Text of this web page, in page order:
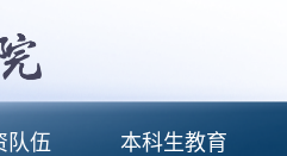
队伍 本科生教育